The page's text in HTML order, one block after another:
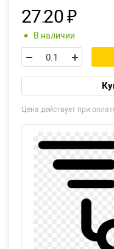
27.20₽
В наличии
Цена действует при